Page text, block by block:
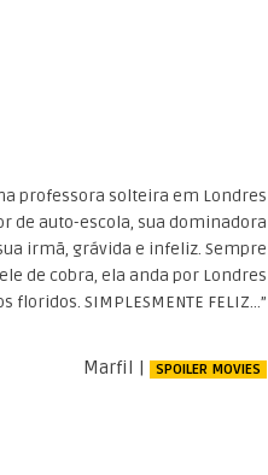
professora solteira em Londres
de auto-escola, sua dominadora
irmã, grávida e infeliz. Sempre
de cobra, ela anda por Londres
SIMPLESMENTE FELIZ…”
Marfil | SPOILER MOVIES